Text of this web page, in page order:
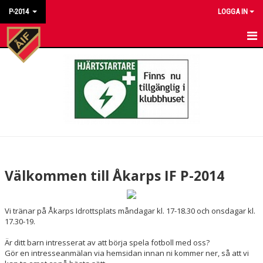
P-2014 LOGGA IN
HEM
DOKUMENT
KONTAKT
Välkommen till Åkarps IF P-2014
Vi tränar på Åkarps Idrottsplats måndagar kl. 17-18.30 och onsdagar kl.
17.30-19.
Är ditt barn intresserat av att börja spela fotboll med oss?
Gör en intresseanmälan via hemsidan innan ni kommer ner, så att vi